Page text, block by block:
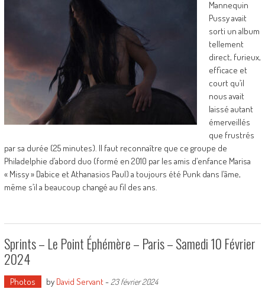
Mannequin
Pussy avait
sorti un album
tellement
direct, furieux,
efficace et
court qu’il
nous avait
laissé autant
émerveillés
que frustrés
par sa durée (25 minutes). Il faut reconnaître que ce groupe de
Philadelphie d’abord duo (formé en 2010 par les amis d’enfance Marisa
« Missy » Dabice et Athanasios Paul) a toujours été Punk dans l’âme,
même s’il a beaucoup changé au fil des ans.
Sprints – Le Point Éphémère – Paris – Samedi 10 Février
2024
Photos by David Servant- 23 février 2024